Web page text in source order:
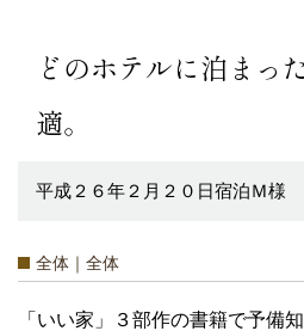
どのホテルに泊まっ
適。
平成２６年２月２０日宿泊Ｍ様
全体｜全体
「いい家」３部作の書籍で予備